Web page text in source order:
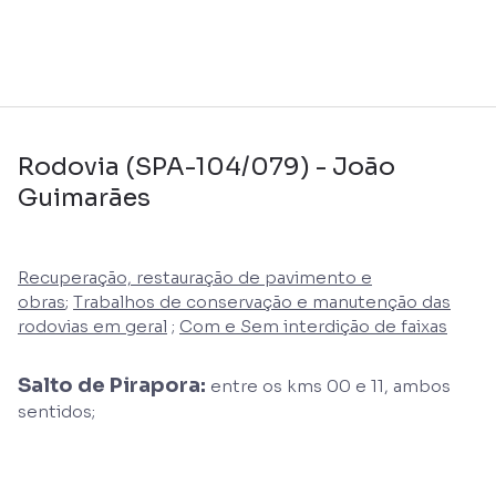
Rodovia (SPA-104/079) - João
Guimarães
Recuperação, restauração de pavimento e
obras; Trabalhos de conservação e manutenção das
rodovias em geral ; Com e Sem interdição de faixas
Salto de Pirapora: entre os kms 00 e 11, ambos
sentidos;